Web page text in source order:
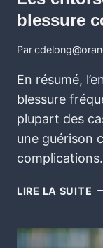
blessure
Par
En résumé,
blessure
plupart des
une guérison
complications.
LIRE LA SUITE